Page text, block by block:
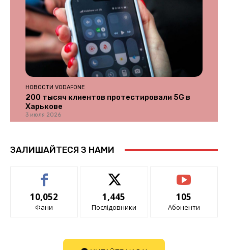
НОВОСТИ VODAFONE
200 тысяч клиентов протестировали 5G в
Харькове
3 июля 2026
ЗАЛИШАЙТЕСЯ З НАМИ
10,052
Фани
1,445
Послідовники
105
Абоненти